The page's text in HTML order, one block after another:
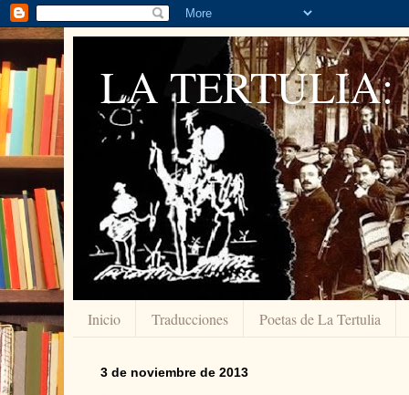
LA TERTULIA:
Inicio Traducciones Poetas de La Tertulia
3 de noviembre de 2013